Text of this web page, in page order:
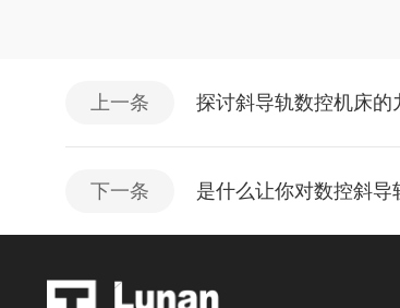
上一条 探讨斜导轨数控机床的
下一条 是什么让你对数控斜导